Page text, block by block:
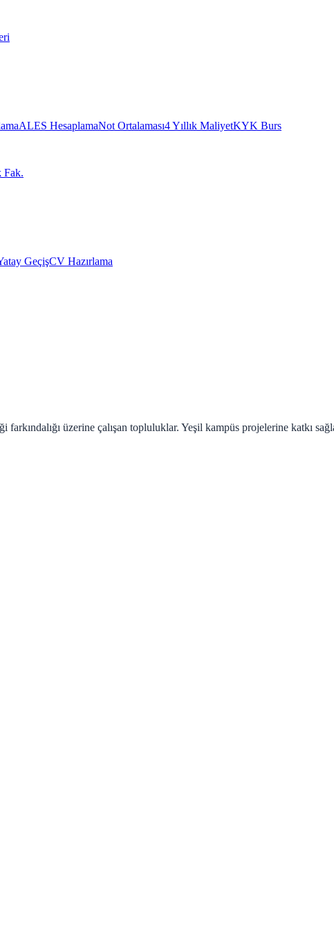
ALES HesaplamaNot Ortalaması4 Yıllık MaliyetKYK Burs
Fak.
GeçişCV Hazırlama
üzerine çalışan topluluklar. Yeşil kampüs projelerine katkı